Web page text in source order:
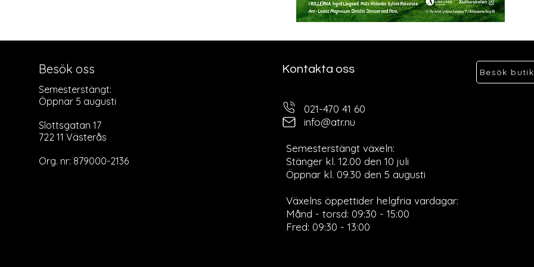
Besök oss
Semesterstängt:
Öppnar 5 augusti
Slottsgatan 17
722 11 Västerås
Org. nr: 879000-2136
Kontakta oss Besök
021-470 41 60
info@atr.nu
Semesterstängt växeln:
Stänger kl. 12.00 den 10 juli
Öppnar kl. 09.30 den 5 augusti
Växelns öppettider helgfria vardagar:
Månd - torsd: 09:30 - 15:00
Fred: 09:30 - 13:00